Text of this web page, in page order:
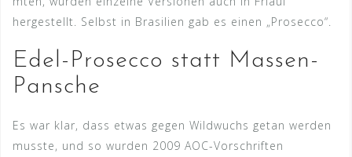
hergestellt. Selbst in Brasilien gab es einen „Prosecco“.
Edel-Prosecco statt Massen-
Pansche
Es war klar, dass etwas gegen Wildwuchs getan werden
musste, und so wurden 2009 AOC-Vorschriften